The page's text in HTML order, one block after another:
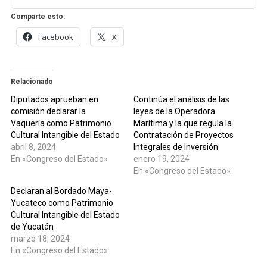
Comparte esto:
Facebook X
Relacionado
Diputados aprueban en
comisión declarar la
Vaquería como Patrimonio
Cultural Intangible del Estado
abril 8, 2024
En «Congreso del Estado»
Continúa el análisis de las
leyes de la Operadora
Marítima y la que regula la
Contratación de Proyectos
Integrales de Inversión
enero 19, 2024
En «Congreso del Estado»
Declaran al Bordado Maya-
Yucateco como Patrimonio
Cultural Intangible del Estado
de Yucatán
marzo 18, 2024
En «Congreso del Estado»